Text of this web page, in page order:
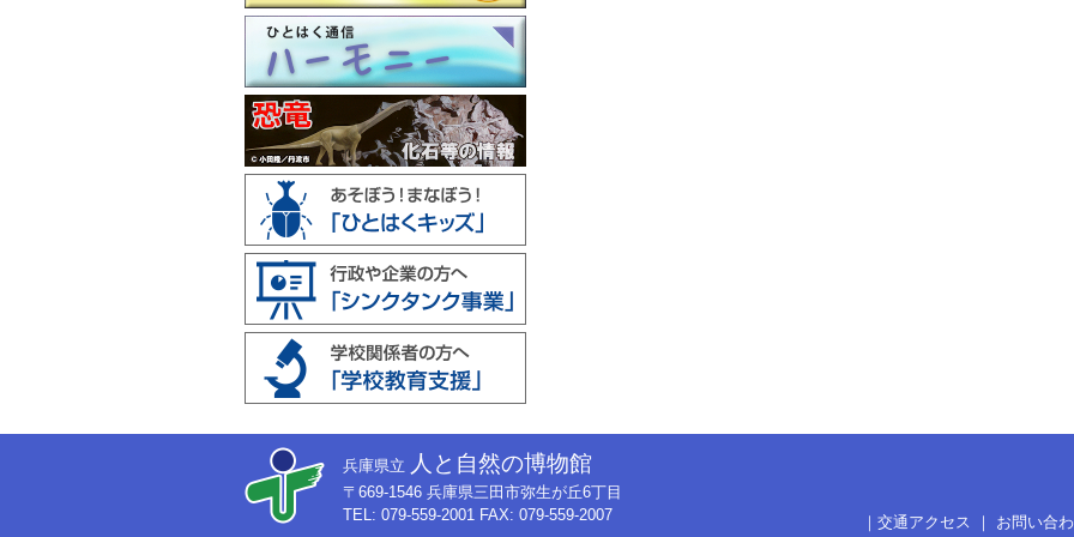
兵庫県立 人と自然の博物館
〒669-1546 兵庫県三田市弥生が丘6丁目
TEL: 079-559-2001 FAX: 079-559-2007
｜ 交通アクセス ｜ お問い合